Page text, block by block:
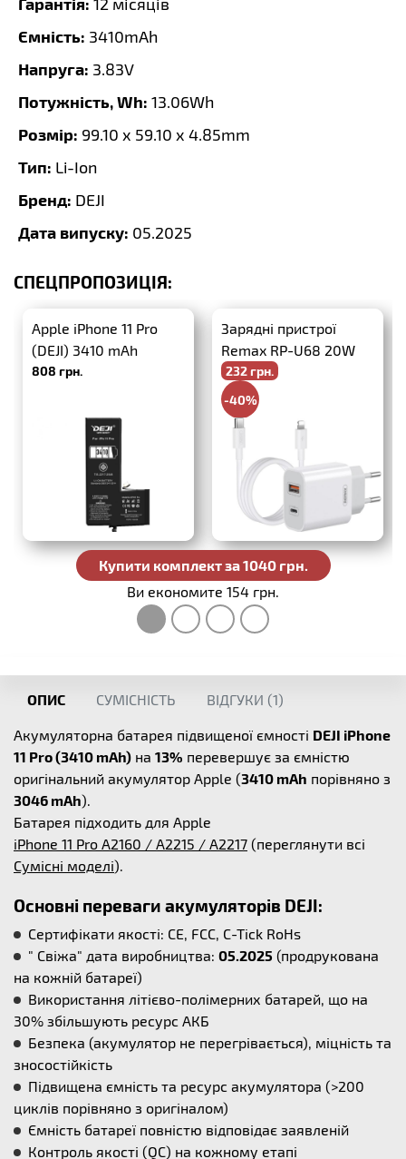
Ємність: 3410mAh
Напруга: 3.83V
Потужність, Wh: 13.06Wh
Розмір: 99.10 x 59.10 x 4.85mm
Тип: Li-Ion
Бренд: DEJI
Дата випуску: 05.2025
СПЕЦПРОПОЗИЦІЯ:
Apple iPhone 11 Pro
(DEJI) 3410 mAh
808 грн.
Зарядні пристрої
Remax RP-U68 20W
PD+QC3.0 + USB-C-
Lightning
232 грн.
-40%
386 грн.
Купити комплект за 1040 грн.
Ви економите 154 грн.
ОПИС СУМІСНІСТЬ ВІДГУКИ (1)
Акумуляторна батарея підвищеної ємності DEJI iPhone
11 Pro (3410 mAh) на 13% перевершує за ємністю
оригінальний акумулятор Apple (3410 mAh порівняно з
3046 mAh).
Батарея підходить для Apple
iPhone 11 Pro A2160 / A2215 / A2217 (переглянути всі
Сумісні моделі).
Основні переваги акумуляторів DEJI:
Сертифікати якості: CE, FCC, C-Tick RoHs
" Свіжа" дата виробництва: 05.2025 (продрукована
на кожній батареї)
Використання літієво-полімерних батарей, що на
30% збільшують ресурс АКБ
Безпека (акумулятор не перегрівається), міцність та
зносостійкість
Підвищена ємність та ресурс акумулятора (>200
циклів порівняно з оригіналом)
Ємність батареї повністю відповідає заявленій
Контроль якості (QC) на кожному етапі